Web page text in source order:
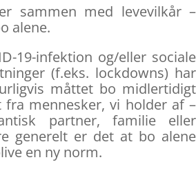
sammen med levevilkår –
alene.
19-infektion og/eller sociale
(f.eks. lockdowns) har
måttet bo midlertidigt
fra mennesker, vi holder af –
partner, familie eller
generelt er det at bo alene
en ny norm.